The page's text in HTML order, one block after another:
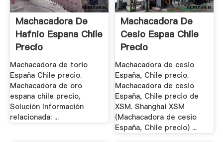
Machacadora De
Hafnio Espana Chile
Precio
Machacadora de torio
España Chile precio.
Machacadora de oro
espana chile precio,
Solución Información
relacionada: ...
Machacadora De
Cesio Espaa Chile
Precio
Machacadora de cesio
España, Chile precio.
Machacadora de cesio
España, Chile precio de
XSM. Shanghai XSM
(Machacadora de cesio
España, Chile precio) ...